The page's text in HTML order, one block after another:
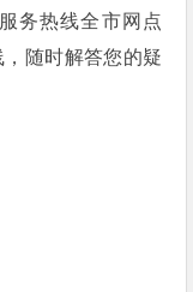
务热线全市网点
随时解答您的疑